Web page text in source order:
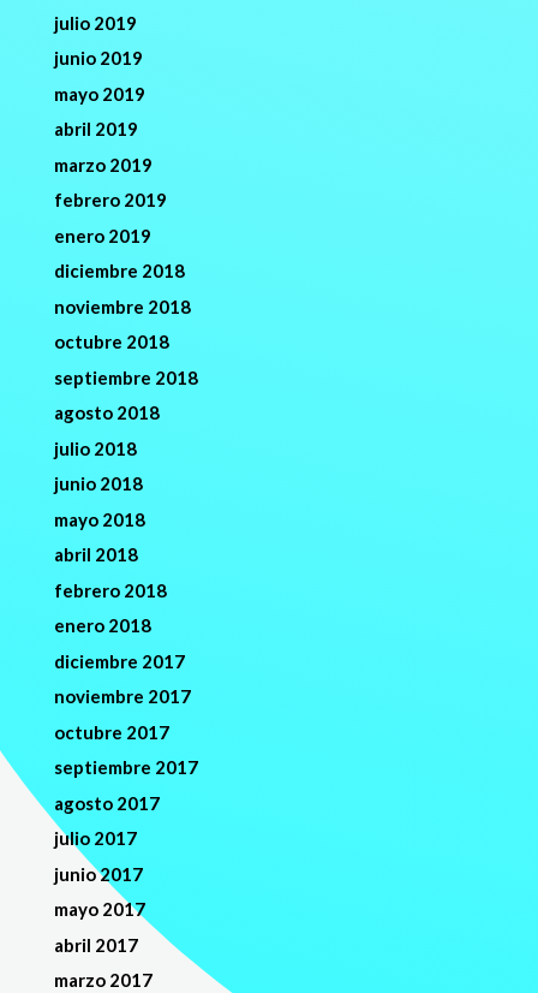
julio 2019
junio 2019
mayo 2019
abril 2019
marzo 2019
febrero 2019
enero 2019
diciembre 2018
noviembre 2018
octubre 2018
septiembre 2018
agosto 2018
julio 2018
junio 2018
mayo 2018
abril 2018
febrero 2018
enero 2018
diciembre 2017
noviembre 2017
octubre 2017
septiembre 2017
agosto 2017
julio 2017
junio 2017
mayo 2017
abril 2017
marzo 2017